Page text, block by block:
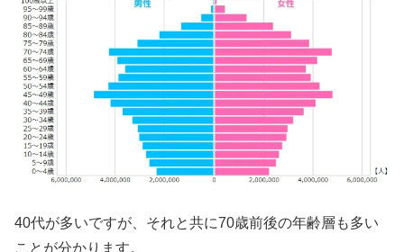
40代が多いですが、それと共に70歳前後の年齢層も多い
ことが分かります。